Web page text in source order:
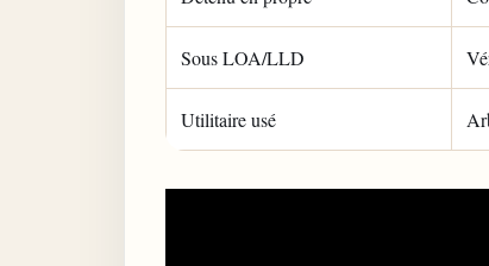
Sous LOA/LLD
Utilitaire usé